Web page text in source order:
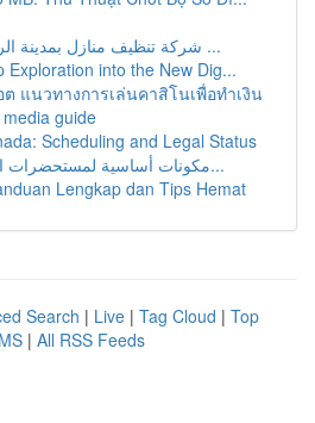
شركة تنظيف منازل بمدينة الرياض: دليل شامل ...
Exploration into the New Dig...
แนวทางการเล่นคาสิโนเพื่อทำเงิน
guide
Scheduling and Legal Status
مكونات أساسية لمستحضرات العناية بالبشرة : م...
Lengkap dan Tips Hemat
Search | Live | Tag Cloud | Top
| All RSS Feeds